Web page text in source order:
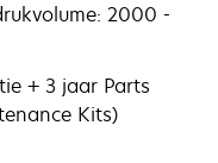
2000 -
+ 3 jaar Parts
Kits)